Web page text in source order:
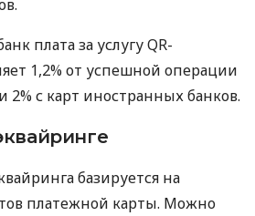
плата за услугу QR-
1,2% от успешной операции
2% с карт иностранных банков.
базируется на
платежной карты. Можно